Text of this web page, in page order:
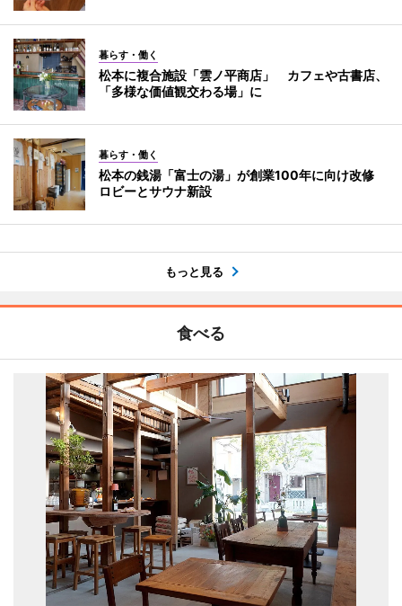
暮らす・働く
松本に複合施設「雲ノ平商店」 カフェや古書店、
「多様な価値観交わる場」に
暮らす・働く
松本の銭湯「富士の湯」が創業100年に向け改修
ロビーとサウナ新設
もっと見る
食べる